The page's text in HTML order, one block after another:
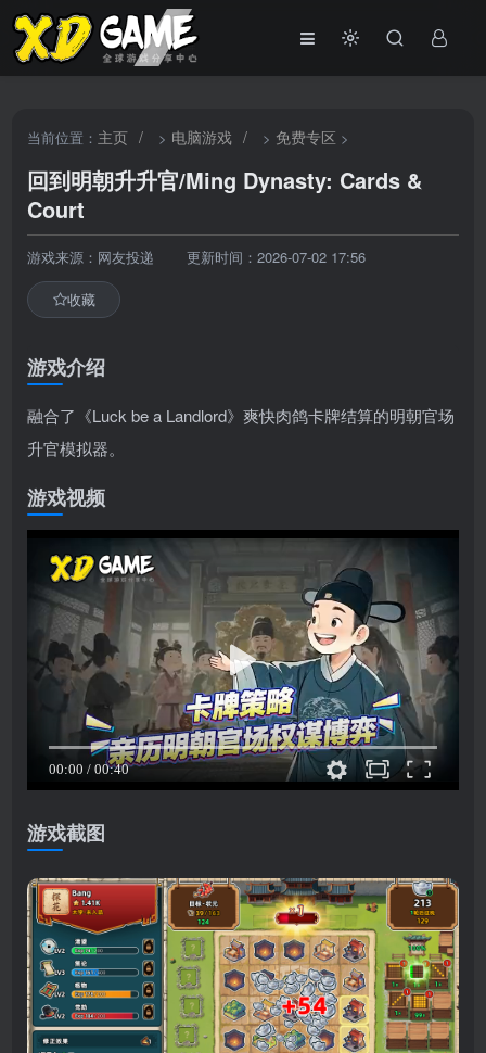
当前位置： 主页 / > 电脑游戏 / > 免费专区 >
回到明朝升升官/Ming Dynasty: Cards &
Court
游戏来源：网友投递 更新时间：2026-07-02 17:56
收藏
游戏介绍
融合了《Luck be a Landlord》爽快肉鸽卡牌结算的明朝官场
升官模拟器。
游戏视频
游戏截图